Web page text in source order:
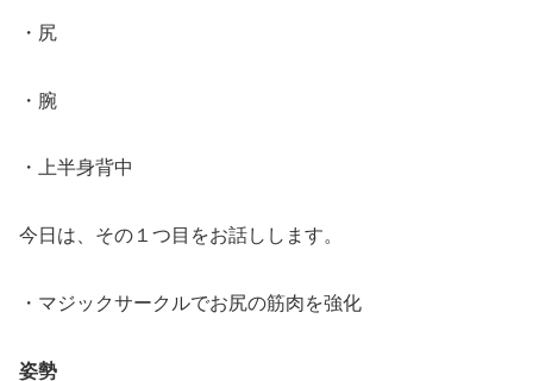
・尻
・腕
・上半身背中
今日は、その１つ目をお話しします。
・マジックサークルでお尻の筋肉を強化
姿勢